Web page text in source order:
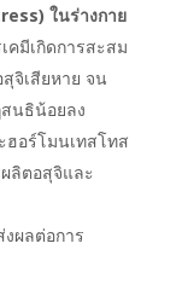
ในร่างกาย
คมีเกิดการสะสม
จิเสียหาย จน
นธิน้อยลง
ฮอร์โมนเทสโทส
ลิตอสุจิและ
งผลต่อการ